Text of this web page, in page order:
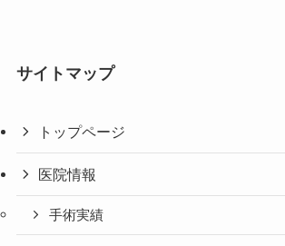
サイトマップ
トップページ
医院情報
手術実績